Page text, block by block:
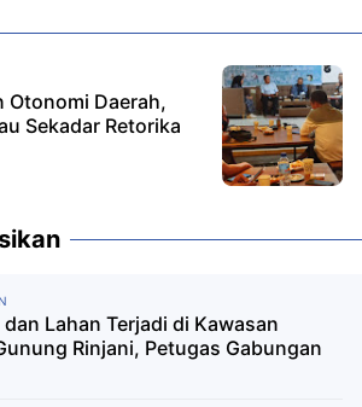
Otonomi Daerah,
Sekadar Retorika
Lahan Terjadi di Kawasan
Rinjani, Petugas Gabungan